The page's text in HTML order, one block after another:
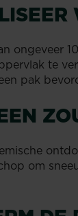
ongeveer
te
pak
om